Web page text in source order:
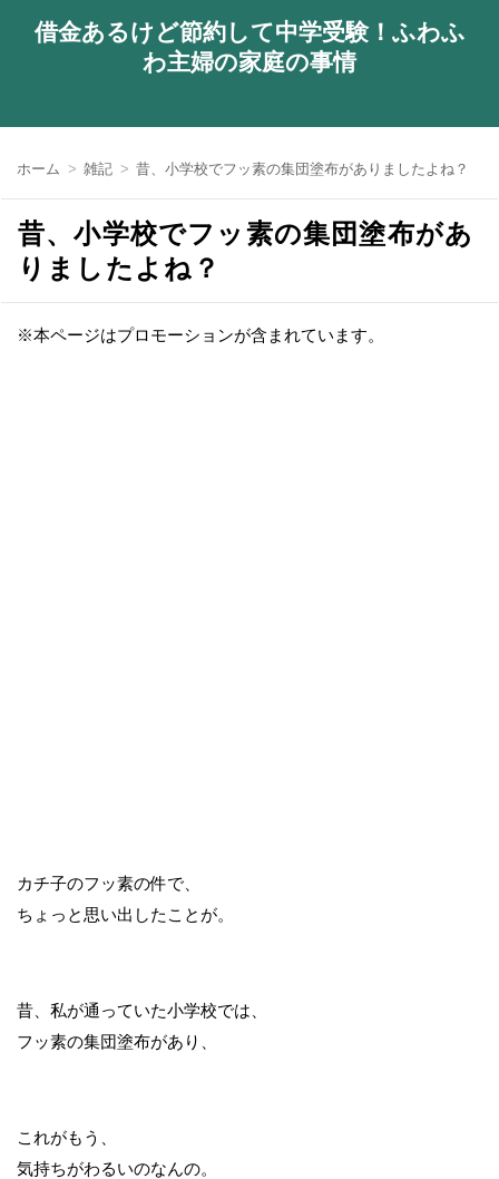
借金あるけど節約して中学受験！ふわふ
わ主婦の家庭の事情
ホーム 雑記 昔、小学校でフッ素の集団塗布がありましたよね？
昔、小学校でフッ素の集団塗布があ
りましたよね？
※本ページはプロモーションが含まれています。
カチ子のフッ素の件で、
ちょっと思い出したことが。
昔、私が通っていた小学校では、
フッ素の集団塗布があり、
これがもう、
気持ちがわるいのなんの。